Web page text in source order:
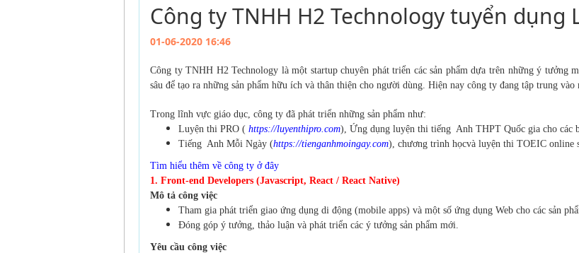
Công ty TNHH H2 Technology tuyển dụng
01-06-2020 16:46
Công ty TNHH H2 Technology là một startup chuyên phát triển các sản phẩmdựa trên những ý tưởng
sâu để tạo ra những sản phẩm hữu ích và thân thiện cho người dùng. Hiện nay công ty đang tập trung vào
Trong lĩnh vực giáo dục, công ty đã phát triển những sản phẩm như:
Luyện thi PRO ( https://luyenthipro.com), Ứng dụng luyện thi tiếng Anh THPT Quốc gia cho các
Tiếng Anh Mỗi Ngày (https://tienganhmoingay.com), chương trình họcvà luyện thi TOEIC online
Tìm hiểu thêm về công ty ở đây
1. Front-end Developers (Javascript, React / React Native)
Mô tả công việc
Tham gia phát triển giao ứng dụng di động (mobile apps) và một số ứng dụng Web cho các sản
Đóng góp ý tưởng, thảo luận và phát triển các ý tưởng sản phẩm mới.
Yêu cầu công việc